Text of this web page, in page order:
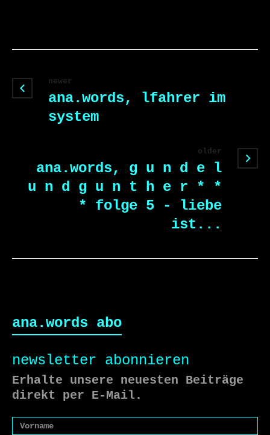
newer
ana.words, lfahrer im
system
older
ana.words, g u n d e l
u n d g u n t h e r * *
* folge 5 - liebe
ist...
ana.words abo
newsletter abonnieren
Erhalte unsere neuesten Beiträge
direkt per E-Mail.